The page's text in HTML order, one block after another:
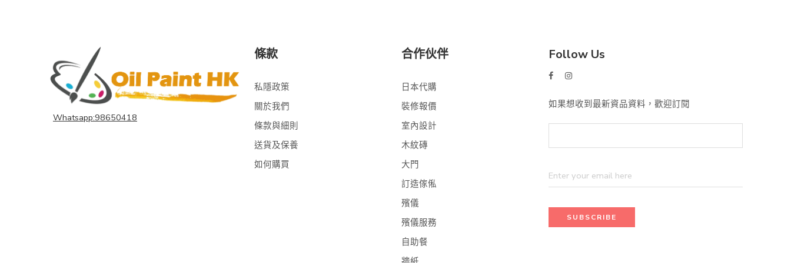
Whatsapp:98650418
條款
私隱政策
關於我們
條款與細則
送貨及保養
如何購買
合作伙伴
日本代購
裝修報價
室內設計
木紋磚
大門
訂造傢俬
殯儀
殯儀服務
自助餐
Follow Us
如果想收到最新資品資料，歡迎訂閱